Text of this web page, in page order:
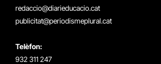
redaccio@diarieducacio.cat
publicitat@periodismeplural.cat
Telèfon:
932 311 247